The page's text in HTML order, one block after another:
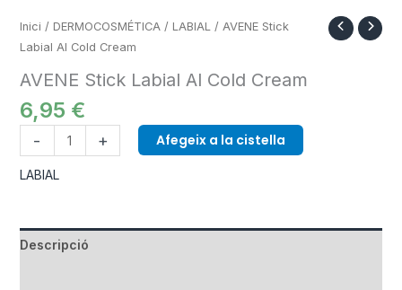
Inici / DERMOCOSMÉTICA/ LABIAL/ AVENE Stick
Labial Al Cold Cream
AVENE Stick Labial Al Cold Cream
6,95 €
- + Afegeix a la cistella
LABIAL
Descripció